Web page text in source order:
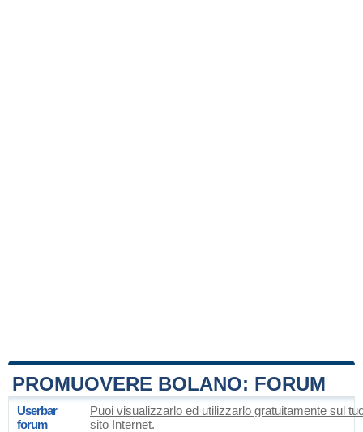
PROMUOVERE BOLANO: FORUM
Userbar
forum
Puoi visualizzarlo ed utilizzarlo gratuitamente sul
sito Internet.